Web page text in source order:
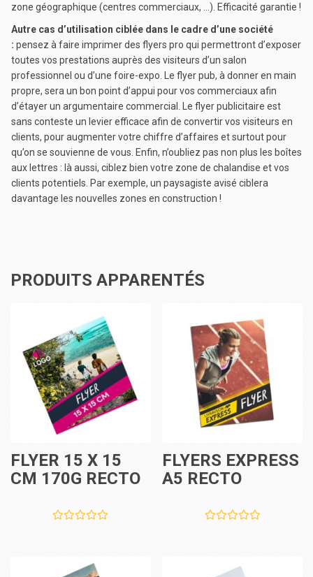
zone géographique (centres commerciaux, …). Efficacité garantie !
Autre cas d’utilisation ciblée dans le cadre d’une société
: pensez à faire imprimer des flyers pro qui permettront d’exposer
toutes vos prestations auprès des visiteurs d’un salon
professionnel ou d’une foire-expo. Le flyer pub, à donner en main
propre, sera un bon point d’appui pour vos commerciaux afin
d’étayer un argumentaire commercial. Le flyer publicitaire est
sans conteste un levier efficace afin de convertir vos visiteurs en
clients, pour augmenter votre chiffre d’affaires et surtout pour
qu’on se souvienne de vous. Enfin, n’oubliez pas non plus les boîtes
aux lettres : là aussi, ciblez bien votre zone de chalandise et vos
clients potentiels. Par exemple, un paysagiste avisé ciblera
davantage les nouvelles zones en construction !
PRODUITS APPARENTÉS
FLYER 15 X 15
CM 170G RECTO
FLYERS EXPRESS
A5 RECTO